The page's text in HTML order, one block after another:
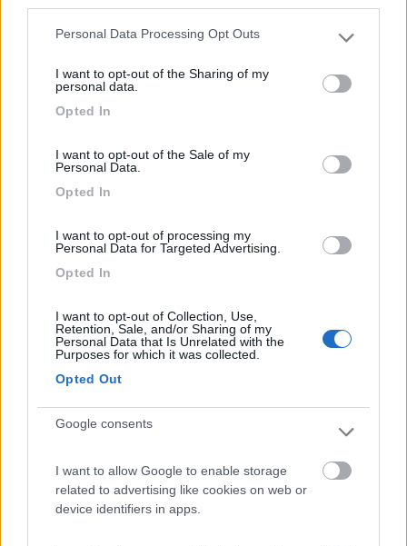
Please note that this website/app uses one or more Google
not limited to your visit or usage behaviour. You may click to
grant or deny consent to Google and its third-party tags to
use your data for below specified purposes in below Google
Personal Data Processing Opt Outs
I want to opt-out of the Sharing of my
personal data.
Opted In
I want to opt-out of the Sale of my
Personal Data.
Opted In
I want to opt-out of processing my
Personal Data for Targeted Advertising.
Opted In
I want to opt-out of Collection, Use,
Retention, Sale, and/or Sharing of my
Personal Data that Is Unrelated with the
Purposes for which it was collected.
Opted Out
Google consents
I want to allow Google to enable storage
related to advertising like cookies on web or
device identifiers in apps.
Video CamperOnTest Special: McLouis MC4
Categoria
Immerso in scenografici paesaggi innevati ecco il nuovo McLouis
Mc4 281 Special Edition, una delle ultime proposte realizzate su
dell'azienda ...